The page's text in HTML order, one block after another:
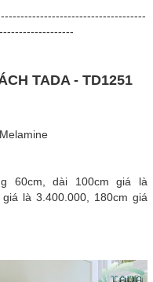
TADA - TD1251
dài 100cm giá là
là 3.400.000, 180cm giá